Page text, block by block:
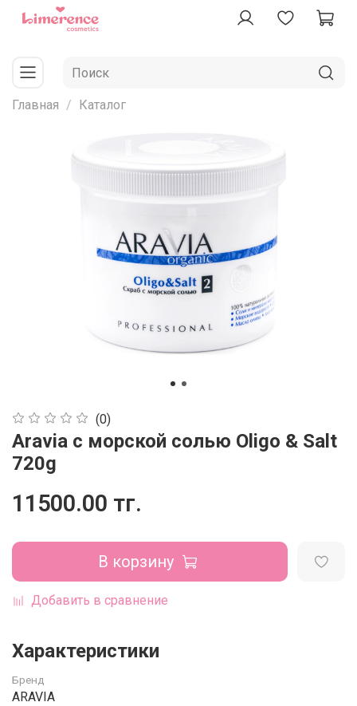
Главная Каталог
(0)
Aravia с морской солью Oligo & Salt
720g
11500.00 тг.
В корзину
Добавить в сравнение
Характеристики
Бренд
ARAVIA